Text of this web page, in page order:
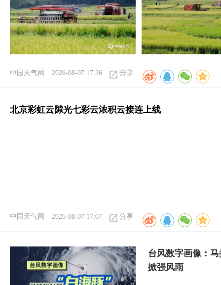
中国天气网 2026-08-07 17:26 分享
北京彩虹云隙光七彩云浓积云接连上线
中国天气网 2026-08-07 17:07 分享
台风数字画像：
掀强风雨